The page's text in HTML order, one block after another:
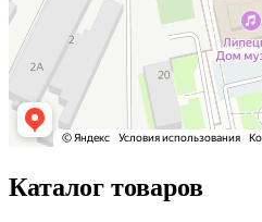
Каталог товаров